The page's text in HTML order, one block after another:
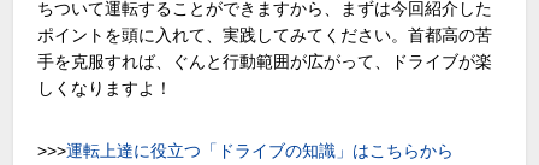
ちついて運転することができますから、まずは今回紹介した
ポイントを頭に入れて、実践してみてください。首都高の苦
手を克服すれば、ぐんと行動範囲が広がって、ドライブが楽
しくなりますよ！
>>>運転上達に役立つ「ドライブの知識」はこちらから